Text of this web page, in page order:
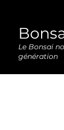
Le Bonsai
génération